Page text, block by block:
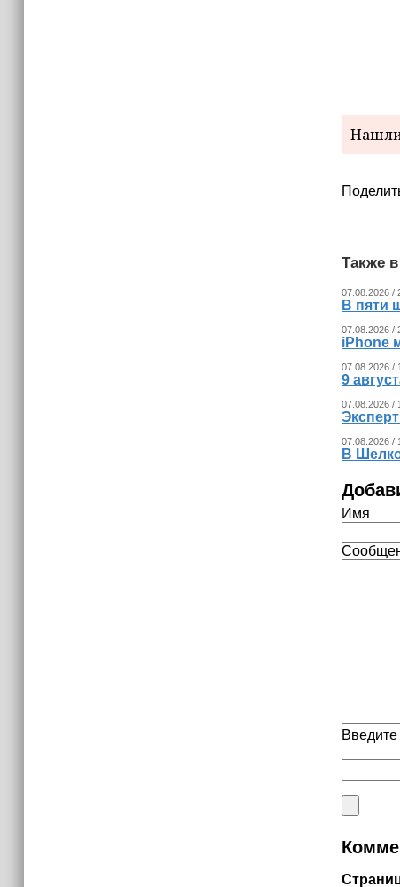
Нашли
Также
07.08.2026 /
В пяти
07.08.2026 /
iPhone
07.08.2026 /
9
07.08.2026 /
07.08.2026 /
В
Имя
Введите